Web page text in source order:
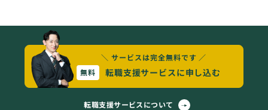
＼ サービスは完全無料です ／
無料
転職支援サービスに申し込む
転職支援サービスについて